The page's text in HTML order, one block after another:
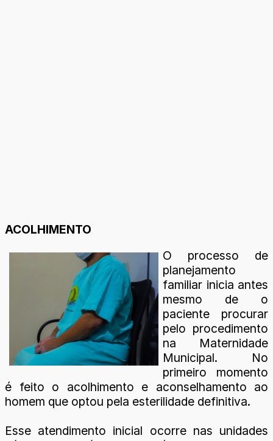
ACOLHIMENTO
O processo de
planejamento
familiar inicia antes
mesmo de o
paciente procurar
pelo procedimento
na Maternidade
Municipal. No
primeiro momento
é feito o acolhimento e aconselhamento ao
homem que optou pela esterilidade definitiva.
Esse atendimento inicial ocorre nas unidades